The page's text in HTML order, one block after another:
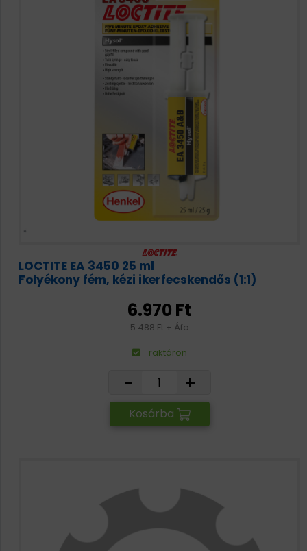
LOCTITE EA 3450 25 ml
Folyékony fém, kézi ikerfecskendős (1:1)
6.970 Ft
5.488 Ft + Áfa
raktáron
- +
Kosárba